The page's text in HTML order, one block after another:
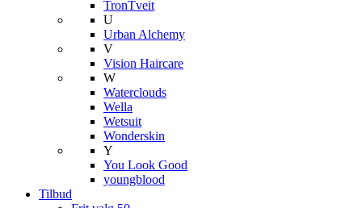
TronTveit
U
Urban Alchemy
V
Vision Haircare
W
Waterclouds
Wella
Wetsuit
Wonderskin
Y
You Look Good
youngblood
Tilbud